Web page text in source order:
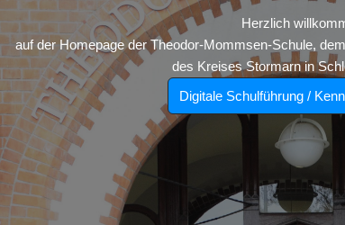
Herzlich
auf der Homepage der Theodor-Mommsen-Schule,
des Kreises Stormarn in
Digitale Schulführung /